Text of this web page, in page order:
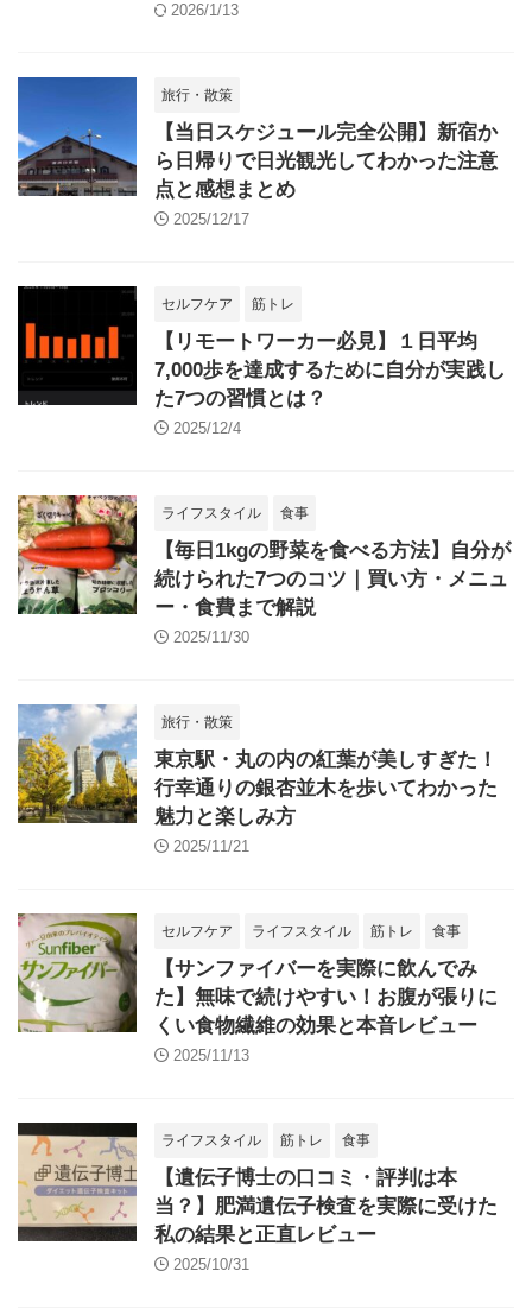
2026/1/13
旅行・散策
【当日スケジュール完全公開】新宿か
ら日帰りで日光観光してわかった注意
点と感想まとめ
2025/12/17
セルフケア 筋トレ
【リモートワーカー必見】１日平均
7,000歩を達成するために自分が実践し
た7つの習慣とは？
2025/12/4
ライフスタイル 食事
【毎日1kgの野菜を食べる方法】自分が
続けられた7つのコツ｜買い方・メニュ
ー・食費まで解説
2025/11/30
旅行・散策
東京駅・丸の内の紅葉が美しすぎた！
行幸通りの銀杏並木を歩いてわかった
魅力と楽しみ方
2025/11/21
セルフケア ライフスタイル 筋トレ 食事
【サンファイバーを実際に飲んでみ
た】無味で続けやすい！お腹が張りに
くい食物繊維の効果と本音レビュー
2025/11/13
ライフスタイル 筋トレ 食事
【遺伝子博士の口コミ・評判は本
当？】肥満遺伝子検査を実際に受けた
私の結果と正直レビュー
2025/10/31